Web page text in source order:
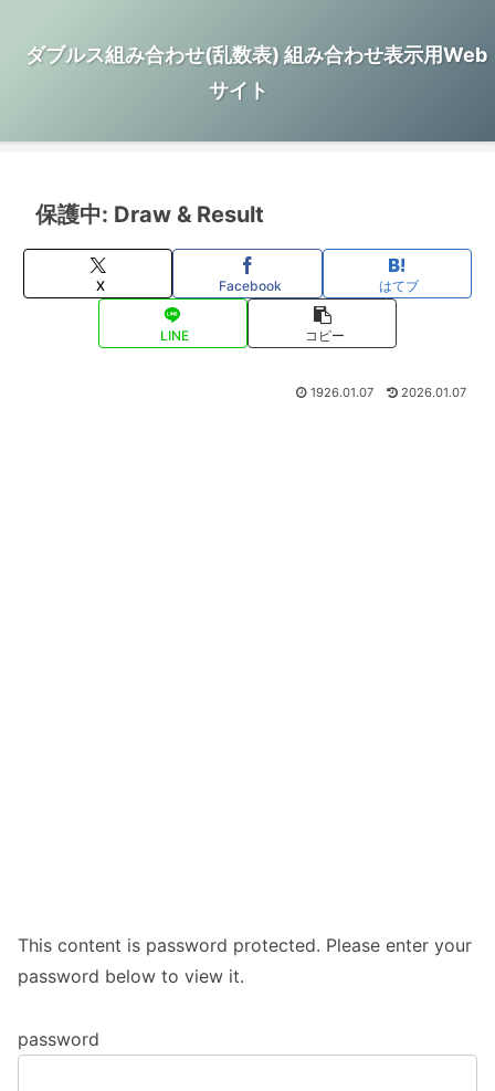
ダブルス組み合わせ(乱数表) 組み合わせ表示用Web
サイト
保護中: Draw & Result
X Facebook はてブ
LINE コピー
1926.01.07 2026.01.07
This content is password protected. Please enter your
password below to view it.
password